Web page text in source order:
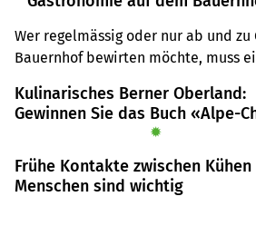
Wer regelmässig oder nur ab und zu
Bauernhof bewirten möchte, muss
Kulinarisches Berner Oberland:
Gewinnen Sie das Buch «Alpe-
✹
Frühe Kontakte zwischen Kühen
Menschen sind wichtig